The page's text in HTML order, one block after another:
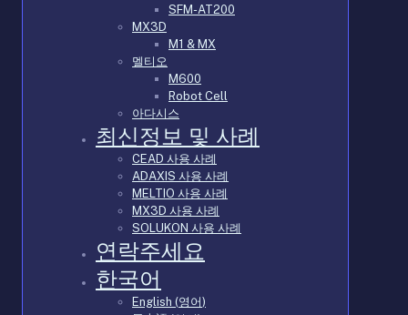
SFM-AT200
MX3D
M1 & MX
멜티오
M600
Robot Cell
아다시스
최신정보 및 사례
CEAD 사용 사례
ADAXIS 사용 사례
MELTIO 사용 사례
MX3D 사용 사례
SOLUKON 사용 사례
연락주세요
한국어
English (영어)